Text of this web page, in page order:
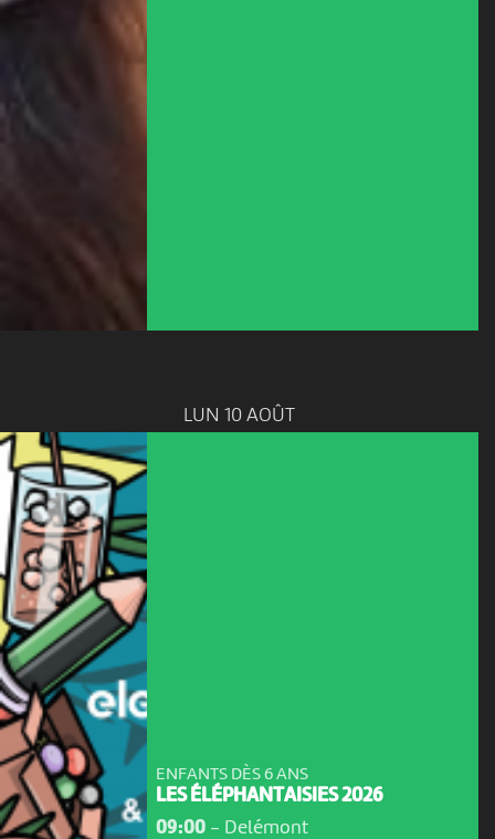
LUN 10 AOÛT
ENFANTS DÈS 6 ANS
LES ÉLÉPHANTAISIES 2026
09:00- Delémont